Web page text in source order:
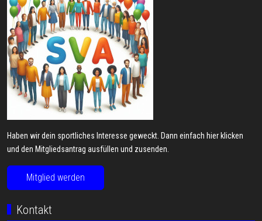
Haben wir dein sportliches Interesse geweckt. Dann einfach hier klicken
und den Mitgliedsantrag ausfüllen und zusenden.
Mitglied werden
Kontakt